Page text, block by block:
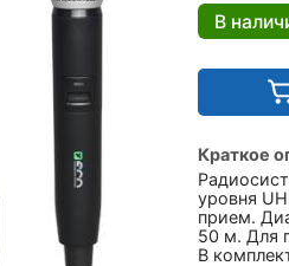
В
Краткое
уровня
прием.
50 м. Для
В